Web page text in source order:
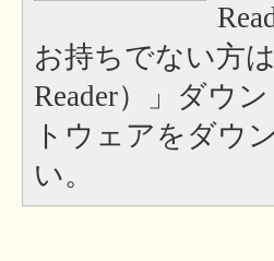
お持ちでない方
Reader）」ダウ
トウェアをダウ
い。